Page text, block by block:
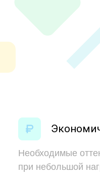
Необходимые
при небольшой